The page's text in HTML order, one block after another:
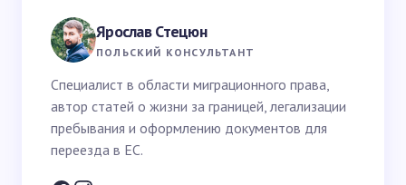
Ваше имя *
Email *
Ярослав Стецюн
ПОЛЬСКИЙ КОНСУЛЬТАНТ
Специалист в области миграционного права,
автор статей о жизни за границей, легализации
пребывания и оформлению документов для
переезда в ЕС.